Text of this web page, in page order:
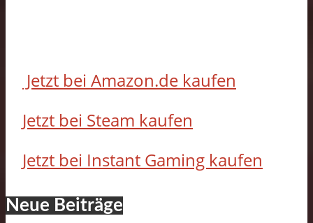
Jetzt bei Amazon.de kaufen
Jetzt bei Steam kaufen
Jetzt bei Instant Gaming kaufen
Neue Beiträge